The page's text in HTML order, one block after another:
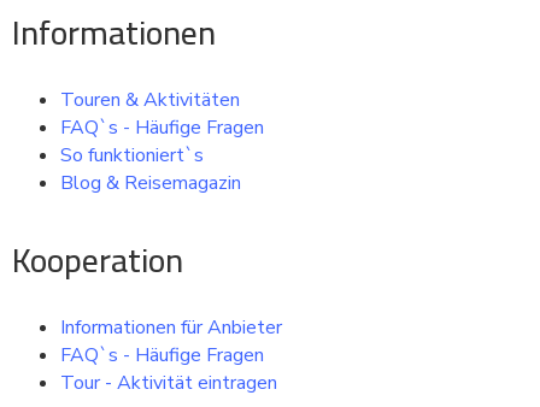
Informationen
Touren & Aktivitäten
FAQ`s - Häufige Fragen
So funktioniert`s
Blog & Reisemagazin
Kooperation
Informationen für Anbieter
FAQ`s - Häufige Fragen
Tour - Aktivität eintragen